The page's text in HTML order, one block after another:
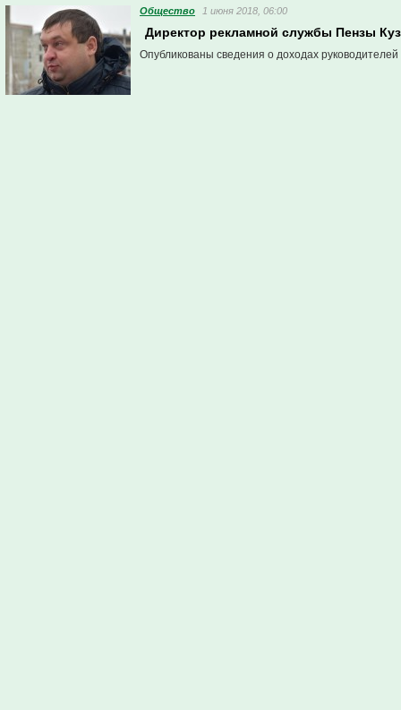
Общество 1 июня 2018, 06:00
Директор рекламной службы Пензы
Опубликованы сведения о доходах